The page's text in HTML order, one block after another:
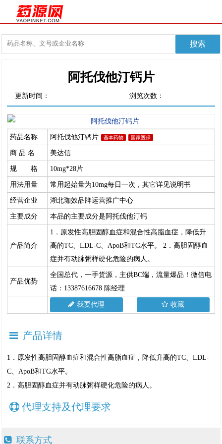
阿托伐他汀钙片
更新时间： 浏览次数：
药品名称 阿托伐他汀钙片 基本药物 国家医保
商 品 名 美达信
规 格 10mg*28片
用法用量 常用起始量为10mg每日一次，其它详见说明书
经营企业 湖北珈效品牌运营推广中心
主要成分 本品的主要成分是阿托伐他汀钙
产品简介
1．原发性高胆固醇血症和混合性高脂血症，降低升
高的TC、LDL-C、ApoB和TG水平。 2．高胆固醇血
症并有动脉粥样硬化危险的病人。
产品优势
全国总代，一手货源，主供BC端，流量爆品！微信电
话：13387616678 陈经理
我要代理 收藏
产品详情
1．原发性高胆固醇血症和混合性高脂血症，降低升高的TC、LDL-
C、ApoB和TG水平。
2．高胆固醇血症并有动脉粥样硬化危险的病人。
代理支持及代理要求
联系方式